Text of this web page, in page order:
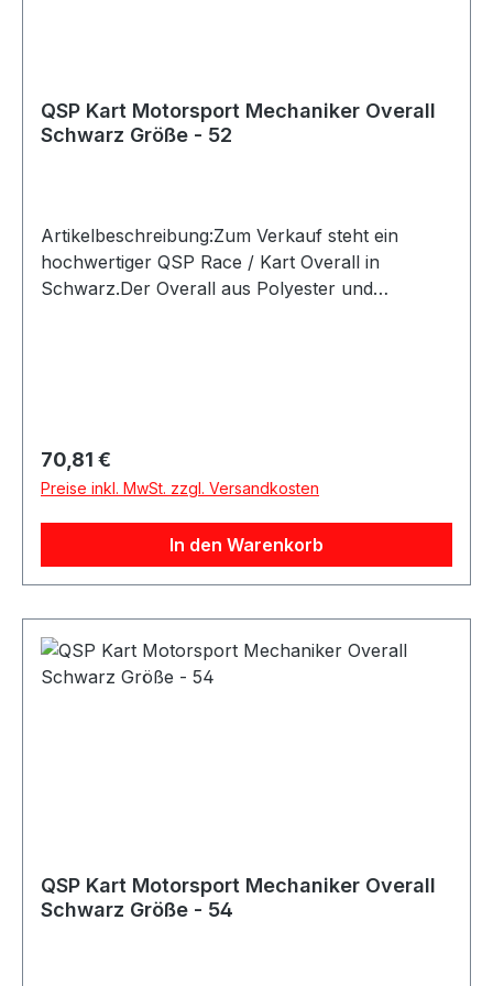
QSP Kart Motorsport Mechaniker Overall
Schwarz Größe - 52
Artikelbeschreibung:Zum Verkauf steht ein
hochwertiger QSP Race / Kart Overall in
Schwarz.Der Overall aus Polyester und
/ FahreranzugFarbe: SchwarzMaterial: Polyester
/ BaumwolleAusstattung: Sportliche Ziernähte,
elastische ÄrmelAnwendung:
FahrerausrüstungGeeignet für: Karting,
Regulärer Preis:
70,81 €
Preise inkl. MwSt. zzgl. Versandkosten
In den Warenkorb
QSP Kart Motorsport Mechaniker Overall
Schwarz Größe - 54